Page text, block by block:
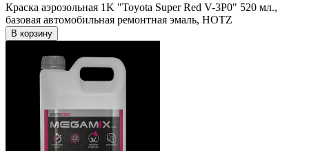
Краска аэрозольная 1K "Toyota Super Red V-3P0" 520 мл.,
базовая автомобильная ремонтная эмаль, HOTZ
В корзину